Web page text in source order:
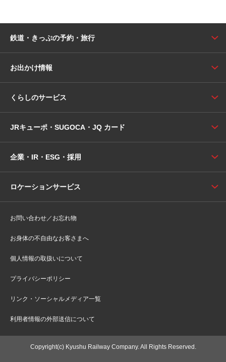
鉄道・きっぷの予約・旅行
お出かけ情報
くらしのサービス
JRキューポ・SUGOCA・JQ カード
企業・IR・ESG・採用
ロケーションサービス
お問い合わせ／お忘れ物
お身体の不自由なお客さまへ
個人情報の取扱いについて
プライバシーポリシー
リンク・ソーシャルメディア一覧
利用者情報の外部送信について
Copyright(c) Kyushu Railway Company. All Rights Reserved.